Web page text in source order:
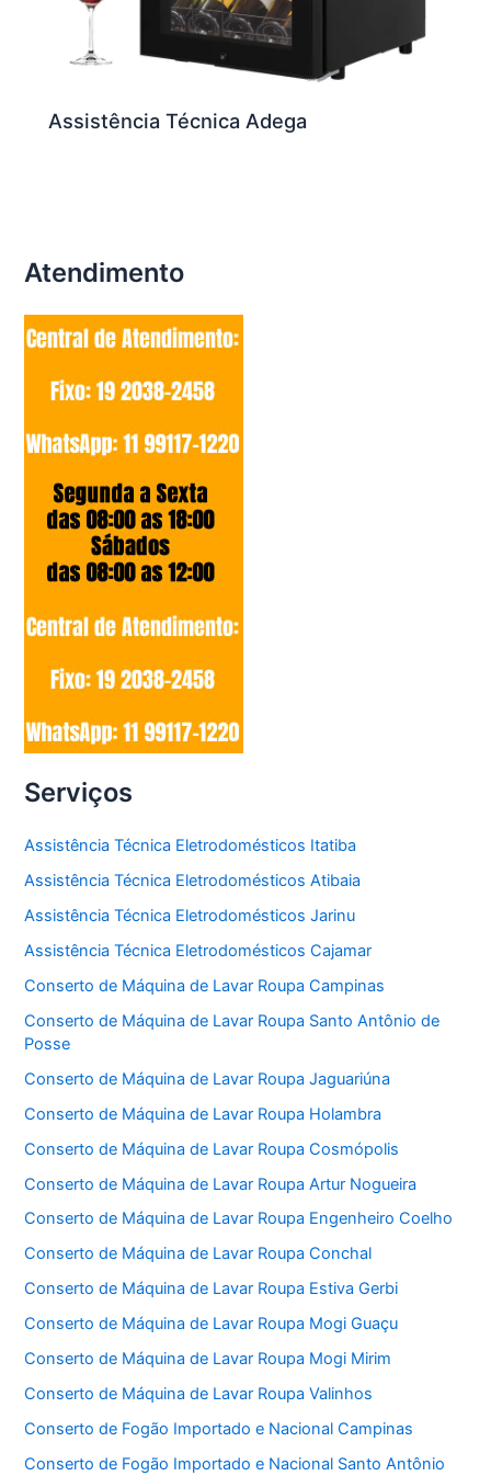
Assistência Técnica Adega
Atendimento
Serviços
Assistência Técnica Eletrodomésticos Itatiba
Assistência Técnica Eletrodomésticos Atibaia
Assistência Técnica Eletrodomésticos Jarinu
Assistência Técnica Eletrodomésticos Cajamar
Conserto de Máquina de Lavar Roupa Campinas
Conserto de Máquina de Lavar Roupa Santo Antônio de
Posse
Conserto de Máquina de Lavar Roupa Jaguariúna
Conserto de Máquina de Lavar Roupa Holambra
Conserto de Máquina de Lavar Roupa Cosmópolis
Conserto de Máquina de Lavar Roupa Artur Nogueira
Conserto de Máquina de Lavar Roupa Engenheiro Coelho
Conserto de Máquina de Lavar Roupa Conchal
Conserto de Máquina de Lavar Roupa Estiva Gerbi
Conserto de Máquina de Lavar Roupa Mogi Guaçu
Conserto de Máquina de Lavar Roupa Mogi Mirim
Conserto de Máquina de Lavar Roupa Valinhos
Conserto de Fogão Importado e Nacional Campinas
Conserto de Fogão Importado e Nacional Santo Antônio